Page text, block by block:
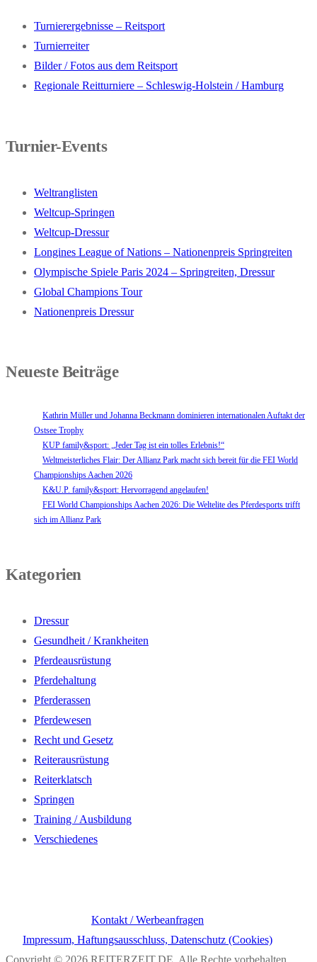
Turnierergebnisse – Reitsport
Turnierreiter
Bilder / Fotos aus dem Reitsport
Regionale Reitturniere – Schleswig-Holstein / Hamburg
Turnier-Events
Weltranglisten
Weltcup-Springen
Weltcup-Dressur
Longines League of Nations – Nationenpreis Springreiten
Olympische Spiele Paris 2024 – Springreiten, Dressur
Global Champions Tour
Nationenpreis Dressur
Neueste Beiträge
Kathrin Müller und Johanna Beckmann dominieren internationalen Auftakt der
Ostsee Trophy
KUP family&sport: „Jeder Tag ist ein tolles Erlebnis!“
Weltmeisterliches Flair: Der Allianz Park macht sich bereit für die FEI World
Championships Aachen 2026
K&U.P. family&sport: Hervorragend angelaufen!
FEI World Championships Aachen 2026: Die Weltelite des Pferdesports trifft
sich im Allianz Park
Kategorien
Dressur
Gesundheit / Krankheiten
Pferdeausrüstung
Pferdehaltung
Pferderassen
Pferdewesen
Recht und Gesetz
Reiterausrüstung
Reiterklatsch
Springen
Training / Ausbildung
Verschiedenes
Kontakt / Werbeanfragen
Impressum, Haftungsausschluss, Datenschutz (Cookies)
Copyright © 2026 REITERZEIT.DE. Alle Rechte vorbehalten.